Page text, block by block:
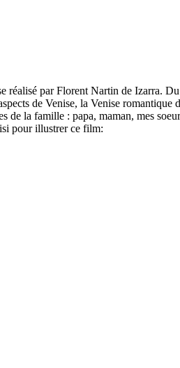
réalisé par Florent Nartin de Izarra.
de Venise, la Venise
de la famille : papa, maman, mes
pour illustrer ce film: